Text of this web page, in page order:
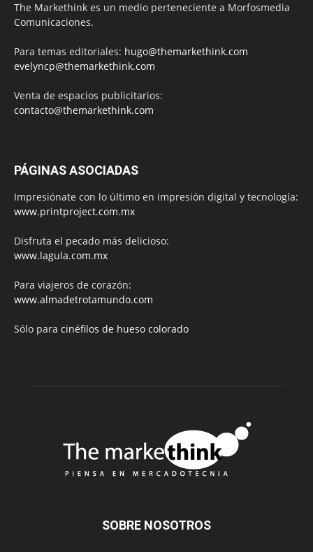
The Markethink es un medio perteneciente a Morfosmedia
Comunicaciones.
Para temas editoriales: hugo@themarkethink.com
evelyncp@themarkethink.com
Venta de espacios publicitarios:
contacto@themarkethink.com
PÁGINAS ASOCIADAS
Impresiónate con lo último en impresión digital y tecnología:
www.printproject.com.mx
Disfruta el pecado más delicioso:
www.lagula.com.mx
Para viajeros de corazón:
www.almadetrotamundo.com
Sólo para cinéfilos de hueso colorado
SOBRE NOSOTROS